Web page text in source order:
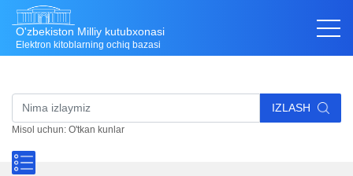
O'zbekiston Milliy kutubxonasi
Elektron kitoblarning ochiq bazasi
IZLASH
Misol uchun: O'tkan kunlar